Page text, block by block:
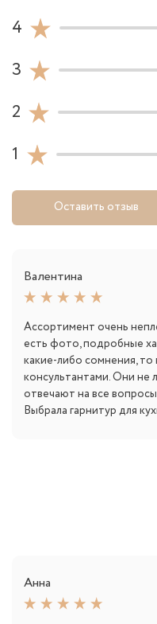
4
3
2
1
Оставить отзыв
Валентина
Ассортимент очень
есть фото, подробные
какие-либо сомнения,
консультантами. Они не
отвечают на все
Выбрала гарнитур для
Анна